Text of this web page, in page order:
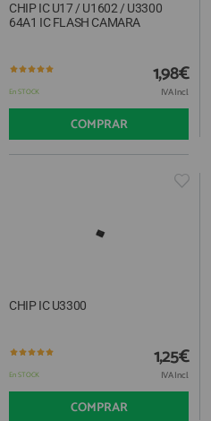
CHIP IC U17 / U1602 / U3300
64A1 IC FLASH CAMARA
En STOCK
1,98€
IVA Incl.
COMPRAR
CHIP IC U3300
En STOCK
1,25€
IVA Incl.
COMPRAR